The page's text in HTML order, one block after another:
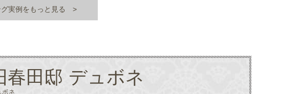
実例をもっと見る
春田邸 デュボネ
ボネ